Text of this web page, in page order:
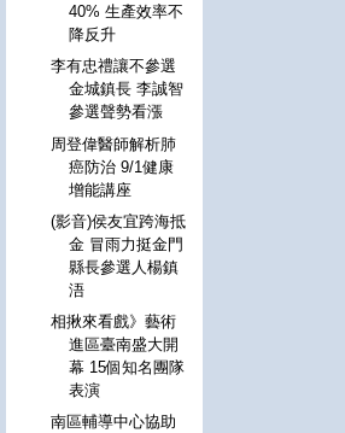
40% 生產效率不
降反升
李有忠禮讓不參選
金城鎮長 李誠智
參選聲勢看漲
周登偉醫師解析肺
癌防治 9/1健康
增能講座
(影音)侯友宜跨海抵
金 冒雨力挺金門
縣長參選人楊鎮
浯
相揪來看戲》藝術
進區臺南盛大開
幕 15個知名團隊
表演
南區輔導中心協助